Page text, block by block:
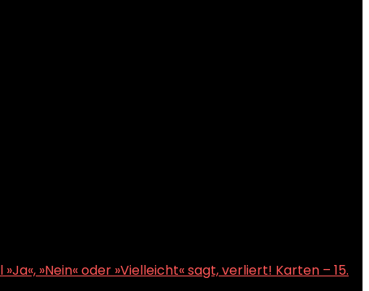
»Nein« oder »Vielleicht« sagt, verliert! Karten – 15.